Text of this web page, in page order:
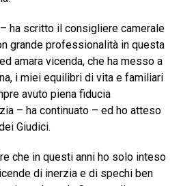
ha scritto il consigliere camerale
grande professionalità in questa
amara vicenda, che ha messo a
i miei equilibri di vita e familiari
avuto piena fiducia
– ha continuato – ed ho atteso
Giudici.
che in questi anni ho solo inteso
di inerzia e di spechi ben